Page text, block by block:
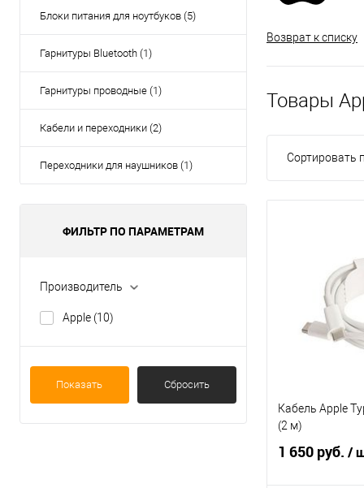
Блоки питания для ноутбуков (5)
Гарнитуры Bluetooth (1)
Гарнитуры проводные (1)
Кабели и переходники (2)
Переходники для наушников (1)
ФИЛЬТР ПО ПАРАМЕТРАМ
Производитель
Apple (10)
Показать Сбросить
Возврат к списку
Товары
Сортировать
Кабель Apple
(2 м)
1 650 руб. /